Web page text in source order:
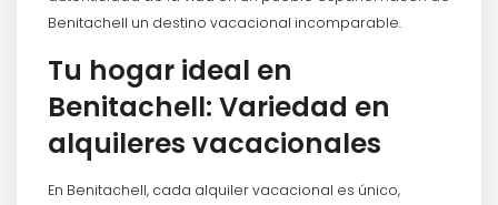
Benitachell un destino vacacional incomparable.
Tu hogar ideal en
Benitachell: Variedad en
alquileres vacacionales
En Benitachell, cada alquiler vacacional es único,